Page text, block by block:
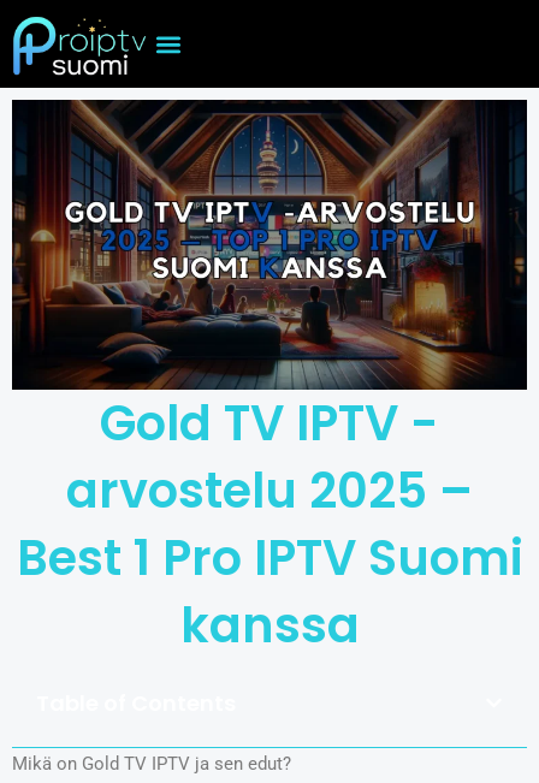
Skip
to
content
Gold TV IPTV -
arvostelu 2025 –
Best 1 Pro IPTV Suomi
kanssa
Mikä on Gold TV IPTV ja sen edut?